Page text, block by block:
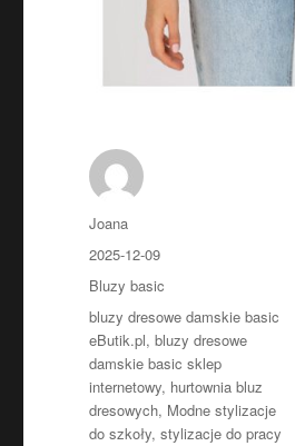
Autor
Joana
Opublikowano
2025-12-09
Kategorie
Bluzy basic
Tagi
bluzy dresowe damskie basic
eButik.pl,bluzy dresowe
damskie basic sklep
internetowy, hurtownia bluz
dresowych, Modne stylizacje
do szkoły,stylizacje do pracy